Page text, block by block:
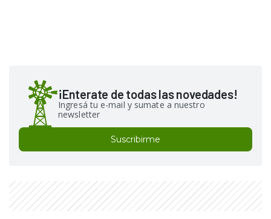
¡Enterate de todas las novedades!
Ingresá tu e-mail y sumate a nuestro
newsletter
Suscribirme